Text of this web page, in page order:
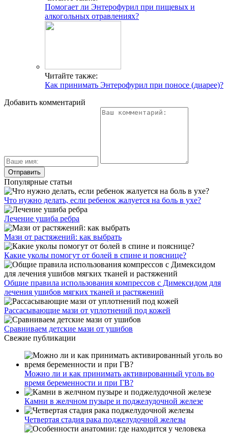
Помогает ли Энтерофурил при пищевых и
алкогольных отравлениях?
Читайте также:
Как принимать Энтерофурил при поносе (диарее)?
Добавить комментарий
Популярные статьи
Что нужно делать, если ребенок жалуется на боль в ухе?
Лечение ушиба ребра
Мази от растяжений: как выбрать
Какие уколы помогут от болей в спине и пояснице?
Общие правила использования компрессов с Димексидом для
лечения ушибов мягких тканей и растяжений
Рассасывающие мази от уплотнений под кожей
Сравниваем детские мази от ушибов
Свежие публикации
Можно ли и как принимать активированный уголь во
время беременности и при ГВ?
Камни в желчном пузыре и поджелудочной железе
Четвертая стадия рака поджелудочной железы